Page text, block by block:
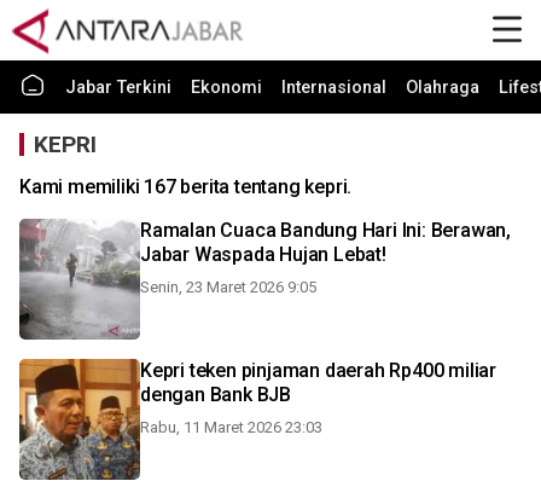
Jabar Terkini Ekonomi Internasional Olahraga
KEPRI
Kami memiliki 167 berita tentang kepri.
Ramalan Cuaca Bandung Hari Ini: Berawan,
Jabar Waspada Hujan Lebat!
Senin, 23 Maret 2026 9:05
Kepri teken pinjaman daerah Rp400 miliar
dengan Bank BJB
Rabu, 11 Maret 2026 23:03